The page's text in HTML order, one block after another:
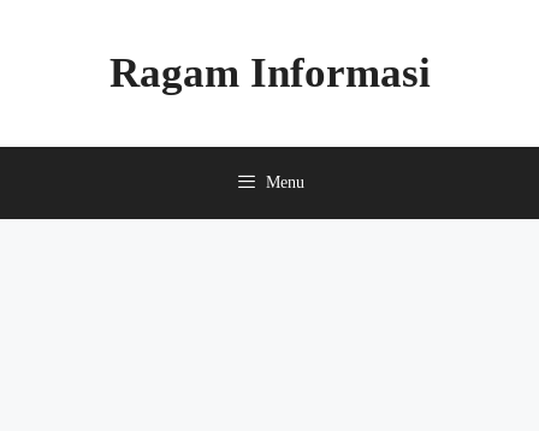
Ragam Informasi
Menu